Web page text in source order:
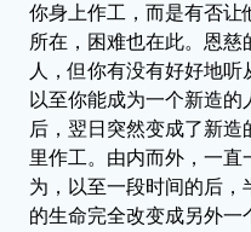
你身上作工，而是有否让
所在，困难也在此。恩
人，但你有没有好好地听
以至你能成为一个新造
后，翌日突然变成了新
里作工。由内而外，一
为，以至一段时间的后，
的生命完全改变成另外